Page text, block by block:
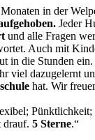
in der
Jeder
und alle Fragen
Auch mit
in die Stunden
viel dazugelernt
hat. Wir
Pünktlichkeit;
drauf. 5 Sterne.“